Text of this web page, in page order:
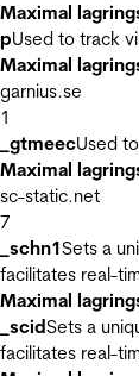
Maximal
pUsed to track
Maximal
garnius.se
1
_gtmeecUsed
Maximal
sc-static.net
7
_schn1Sets a
facilitates real-
Maximal
_scidSets a
facilitates real-